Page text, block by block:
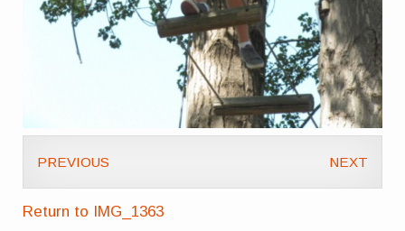
PREVIOUS NEXT
Return to IMG_1363